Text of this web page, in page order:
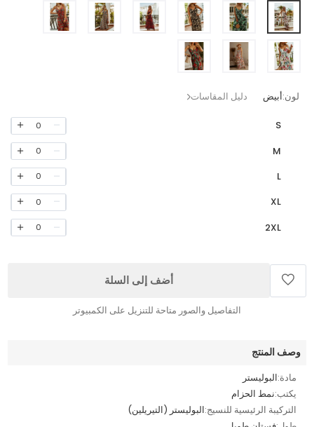
لون:أبيض دليل المقاسات
S
0
M
0
L
0
XL
0
2XL
0
أضف إلى السلة
التفاصيل والصور متاحة للتنزيل على الكمبيوتر
وصف المنتج
مادة:البوليستر
يكتب:نمط الحزام
التركيبة الرئيسية للنسيج:البوليستر (التيريلين)